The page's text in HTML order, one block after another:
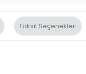
Taksit Seçenekleri